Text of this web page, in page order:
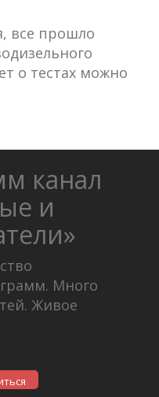
все прошло
о тестах можно
канал
и
Много
Живое